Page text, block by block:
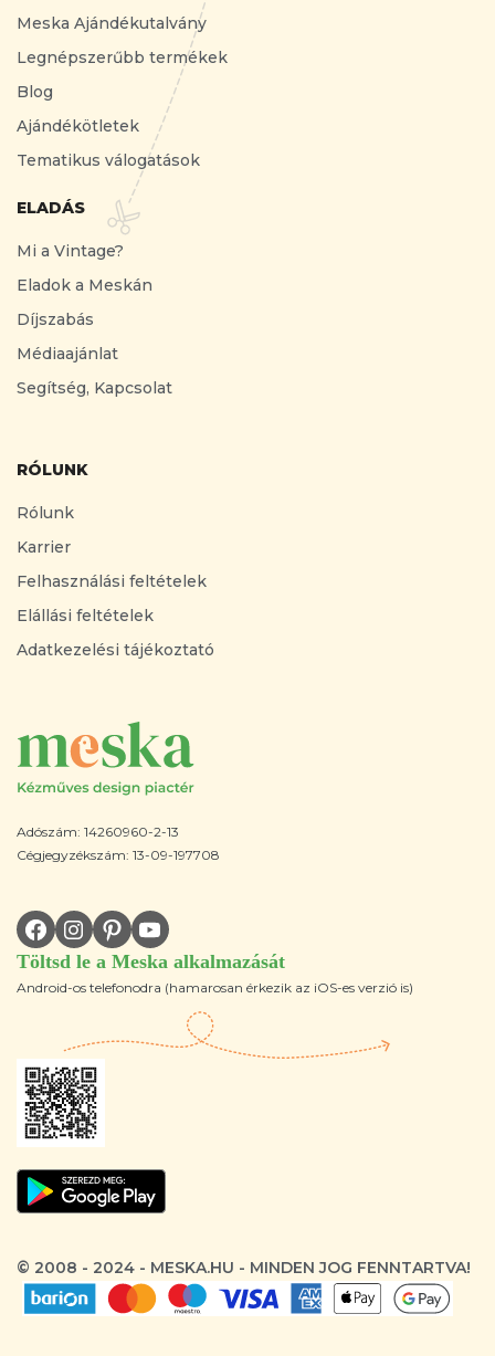
Meska Ajándékutalvány
Legnépszerűbb termékek
Blog
Ajándékötletek
Tematikus válogatások
ELADÁS
Mi a Vintage?
Eladok a Meskán
Díjszabás
Médiaajánlat
Segítség, Kapcsolat
RÓLUNK
Rólunk
Karrier
Felhasználási feltételek
Elállási feltételek
Adatkezelési tájékoztató
Adószám: 14260960-2-13
Cégjegyzékszám: 13-09-197708
Töltsd le a Meska alkalmazását
Android-os telefonodra (hamarosan érkezik az iOS-es verzió is)
© 2008 - 2024 - MESKA.HU - MINDEN JOG FENNTARTVA!